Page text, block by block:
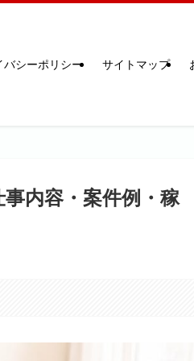
バシーポリシー サイトマップ
内容・案件例・稼